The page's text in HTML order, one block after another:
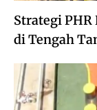
Strategi PHR
di Tengah